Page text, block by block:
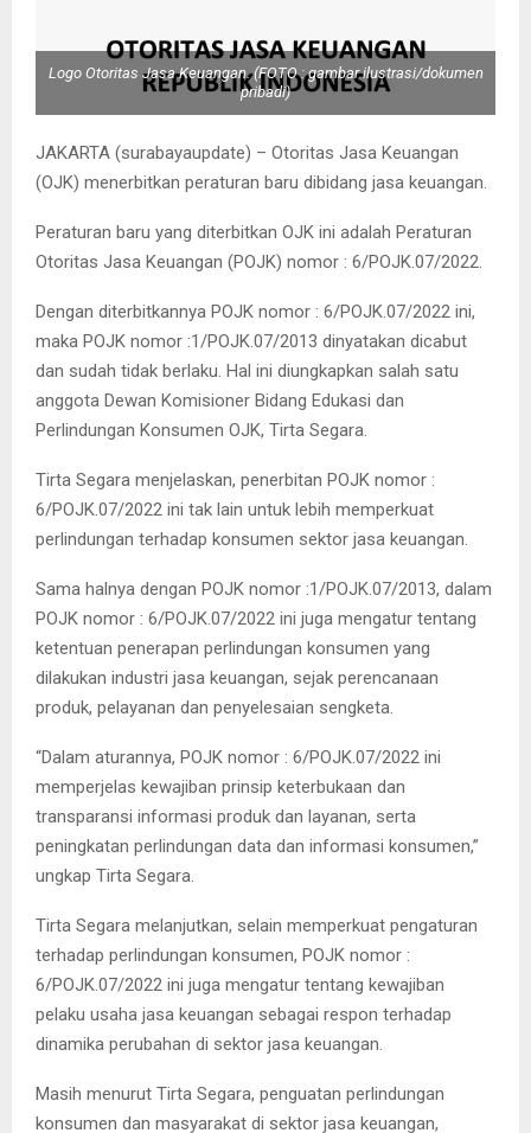
Logo Otoritas Jasa Keuangan. (FOTO : gambar ilustrasi/dokumen
pribadi)
JAKARTA (surabayaupdate) – Otoritas Jasa Keuangan
(OJK) menerbitkan peraturan baru dibidang jasa keuangan.
Peraturan baru yang diterbitkan OJK ini adalah Peraturan
Otoritas Jasa Keuangan (POJK) nomor : 6/POJK.07/2022.
Dengan diterbitkannya POJK nomor : 6/POJK.07/2022 ini,
maka POJK nomor :1/POJK.07/2013 dinyatakan dicabut
dan sudah tidak berlaku. Hal ini diungkapkan salah satu
anggota Dewan Komisioner Bidang Edukasi dan
Perlindungan Konsumen OJK, Tirta Segara.
Tirta Segara menjelaskan, penerbitan POJK nomor :
6/POJK.07/2022 ini tak lain untuk lebih memperkuat
perlindungan terhadap konsumen sektor jasa keuangan.
Sama halnya dengan POJK nomor :1/POJK.07/2013, dalam
POJK nomor : 6/POJK.07/2022 ini juga mengatur tentang
ketentuan penerapan perlindungan konsumen yang
dilakukan industri jasa keuangan, sejak perencanaan
produk, pelayanan dan penyelesaian sengketa.
“Dalam aturannya, POJK nomor : 6/POJK.07/2022 ini
memperjelas kewajiban prinsip keterbukaan dan
transparansi informasi produk dan layanan, serta
peningkatan perlindungan data dan informasi konsumen,”
ungkap Tirta Segara.
Tirta Segara melanjutkan, selain memperkuat pengaturan
terhadap perlindungan konsumen, POJK nomor :
6/POJK.07/2022 ini juga mengatur tentang kewajiban
pelaku usaha jasa keuangan sebagai respon terhadap
dinamika perubahan di sektor jasa keuangan.
Masih menurut Tirta Segara, penguatan perlindungan
konsumen dan masyarakat di sektor jasa keuangan,